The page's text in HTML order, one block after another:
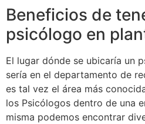
Beneficios de
psicólogo en
El lugar dónde se ubicaría un
sería en el departamento de
es tal vez el área más
los Psicólogos dentro de una
misma podemos encontrar